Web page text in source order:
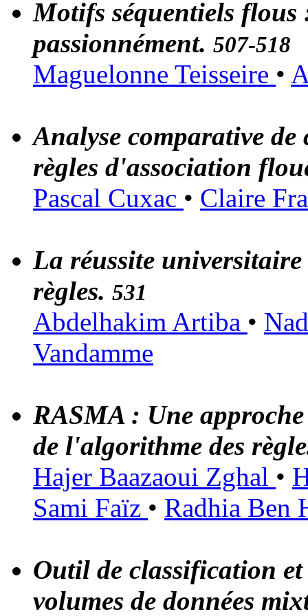
Motifs séquentiels flous
passionnément. 507-518
Maguelonne Teisseire •
Analyse comparative
règles d'association
Pascal Cuxac • Claire
La réussite
règles. 531
Abdelhakim Artiba •
Vandamme
RASMA : Une
de l'algorithme des
Hajer Baazaoui Zghal •
Sami Faïz • Radhia Ben
Outil de classification
volumes de données